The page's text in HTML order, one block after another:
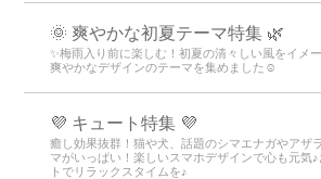
🌞 爽やかな初夏テーマ特集 🌿
✨梅雨入り前に楽しむ！初夏の清々しい風をイメ
爽やかなデザインのテーマを集めました☺️
💜 キュート特集 💜
癒し効果抜群！猫や犬、話題のシマエナガやアザ
マがいっぱい！楽しいスマホデザインで心も元気
トでリラックスタイムを♪